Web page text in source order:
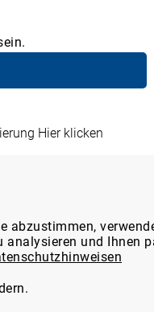
Hier klicken
Funktionen
abzustimmen,
und Ihnen